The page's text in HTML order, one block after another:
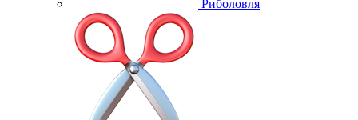
Риболовля